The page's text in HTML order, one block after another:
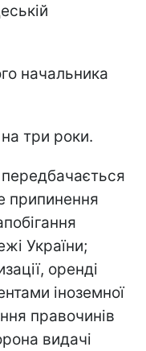
начальника
три роки.
припинення
України;
оренді
іноземної
правочинів
видачі